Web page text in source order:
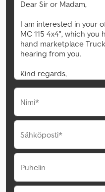
Nimi*
Sähköposti*
Puhelin